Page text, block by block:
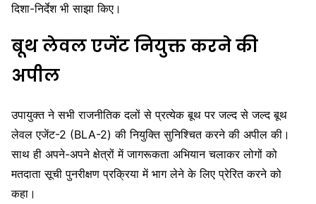
दिशा-निर्देश भी साझा किए।
बूथ लेवल एजेंट नियुक्त करने की
अपील
उपायुक्त ने सभी राजनीतिक दलों से प्रत्येक बूथ पर जल्द से जल्द बूथ
लेवल एजेंट-2 (BLA-2) की नियुक्ति सुनिश्चित करने की अपील की।
साथ ही अपने-अपने क्षेत्रों में जागरूकता अभियान चलाकर लोगों को
मतदाता सूची पुनरीक्षण प्रक्रिया में भाग लेने के लिए प्रेरित करने को
कहा।